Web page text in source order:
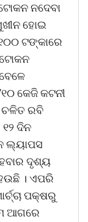
ନଦେବା
ହୋଇ
ଟଙ୍କାରେ
କେଜି କଟନୀ
ଚଳିତ ରବି
ଦିନ
ଲ୍ୟାପସ
ଦୃଶ୍ୟ
। ଏପରି
ପକ୍ଷରୁ
ଆଗରେ